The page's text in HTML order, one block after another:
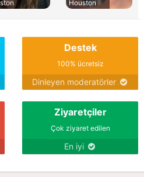
Houston
Destek
100% ücretsiz
Dinleyen moderatörler
Ziyaretçiler
Çok ziyaret edilen
En iyi